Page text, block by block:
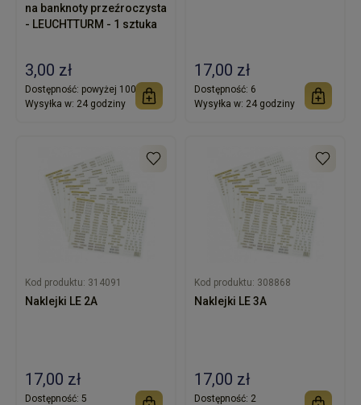
na banknoty przeźroczysta
- LEUCHTTURM - 1 sztuka
3,00 zł
Dostępność: powyżej 100
Wysyłka w: 24 godziny
17,00 zł
Dostępność: 6
Wysyłka w: 24 godziny
Kod produktu: 314091
Naklejki LE 2A
17,00 zł
Dostępność: 5
Kod produktu: 308868
Naklejki LE 3A
17,00 zł
Dostępność: 2